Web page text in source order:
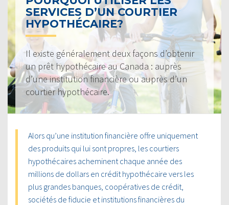
SERVICES D’UN COURTIER
HYPOTHÉCAIRE?
Il existe généralement deux façons d’obtenir
un prêt hypothécaire au Canada : auprès
d’une institution financière ou auprès d’un
courtier hypothécaire.
Alors qu’une institution financière offre uniquement
des produits qui lui sont propres, les courtiers
hypothécaires acheminent chaque année des
millions de dollars en crédit hypothécaire vers les
plus grandes banques, coopératives de crédit,
sociétés de fiducie et institutions financières du